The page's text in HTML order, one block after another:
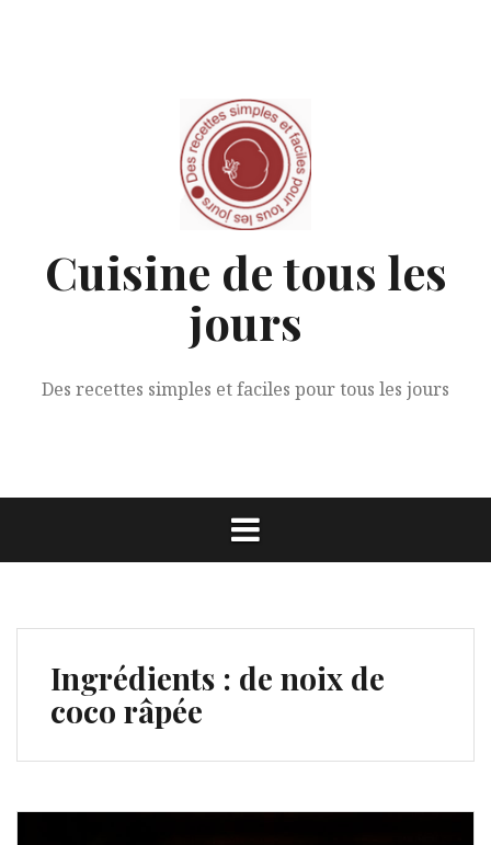
Cuisine de tous les
jours
Des recettes simples et faciles pour tous les jours
Ingrédients : de noix de
coco râpée